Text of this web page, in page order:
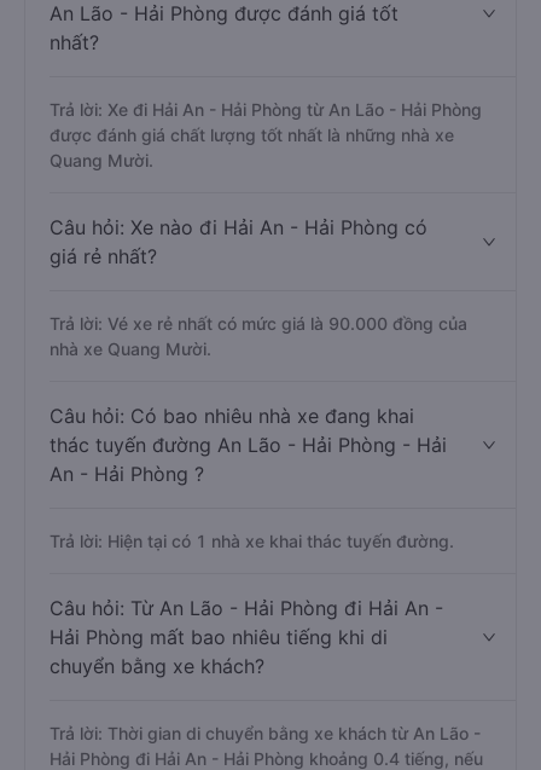
An Lão - Hải Phòng được đánh giá tốt
nhất?
Trả lời: Xe đi Hải An - Hải Phòng từ An Lão - Hải Phòng
được đánh giá chất lượng tốt nhất là những nhà xe
Quang Mười.
Câu hỏi: Xe nào đi Hải An - Hải Phòng có
giá rẻ nhất?
Trả lời: Vé xe rẻ nhất có mức giá là 90.000 đồng của
nhà xe Quang Mười.
Câu hỏi: Có bao nhiêu nhà xe đang khai
thác tuyến đường An Lão - Hải Phòng - Hải
An - Hải Phòng ?
Trả lời: Hiện tại có 1 nhà xe khai thác tuyến đường.
Câu hỏi: Từ An Lão - Hải Phòng đi Hải An -
Hải Phòng mất bao nhiêu tiếng khi di
chuyển bằng xe khách?
Trả lời: Thời gian di chuyển bằng xe khách từ An Lão -
Hải Phòng đi Hải An - Hải Phòng khoảng 0.4 tiếng, nếu